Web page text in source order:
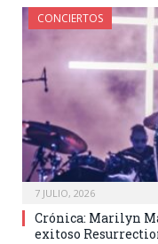
CONCIERTOS
7 JULIO, 2026
Crónica: Marilyn
exitoso